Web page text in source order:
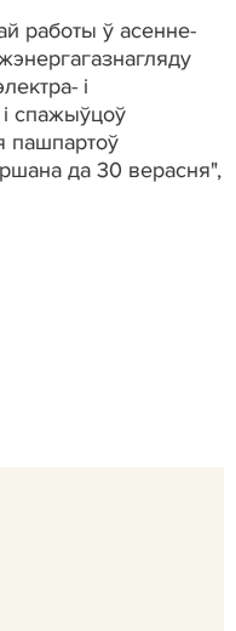
работы ў асенне-
і
спажыўцоў
пашпартоў
да 30 верасня",